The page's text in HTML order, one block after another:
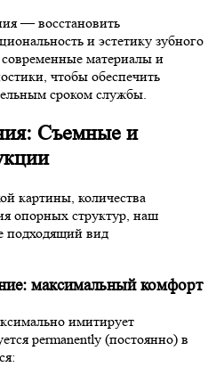
— восстановить
и эстетику зубного
материалы и
чтобы обеспечить
сроком службы.
Съемные и
картины, количества
опорных структур, наш
подходящий вид
максимальный комфорт
имитирует
permanently (постоянно) в